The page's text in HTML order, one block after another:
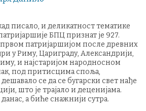
писало, и деликатност тематике
БПЦ признат је 927.
патријаршијом после древних
у Риму, Цариграду, Александрији,
и најстаријом народносном
под притисцима споља,
се да се бугарски свет нађе
што је трајало и деценијама.
а биће снажнији сутра.